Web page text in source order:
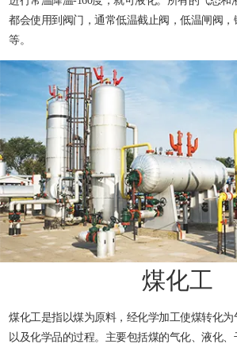
都会使用到阀门，通常低温截止阀，低温闸阀，
等。
煤化工
煤化工是指以煤为原料，经化学加工使煤转化
以及化学品的过程。主要包括煤的气化、液化